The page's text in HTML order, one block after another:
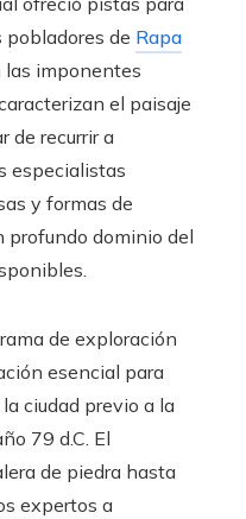
de Rapa
imponentes
el paisaje
de recurrir a
especialistas
y formas de
profundo dominio del
de exploración
esencial para
ciudad previo a la
79 d.C. El
de piedra hasta
expertos a